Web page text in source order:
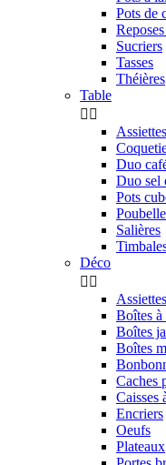
Pots de
Sucriers
Tasses
Théières
Table
 
Assiettes
Duo
Duo sel
Pots
Salières
Déco
 
Boîtes
Boîtes
Boîtes
Caches
Caisses
Encriers
Oeufs
Plateaux